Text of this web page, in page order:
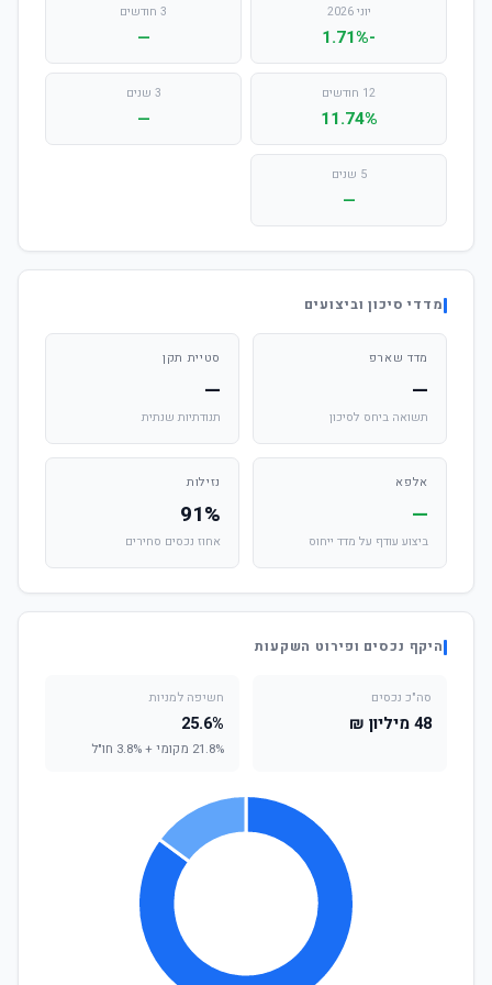
יוני 2026
-1.71%
3 חודשים
—
12 חודשים
11.74%
3 שנים
—
5 שנים
—
מדדי סיכון וביצועים
מדד שארפ
—
תשואה ביחס לסיכון
סטיית תקן
—
תנודתיות שנתית
אלפא
—
ביצוע עודף על מדד ייחוס
נזילות
91%
אחוז נכסים סחירים
היקף נכסים ופירוט השקעות
סה"כ נכסים
48 מיליון ₪
חשיפה למניות
25.6%
21.8% מקומי + 3.8% חו"ל